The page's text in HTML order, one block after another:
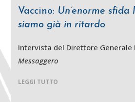
Vaccino: Un’enorme sfida
siamo già in ritardo
Intervista del Direttore Generale
Messaggero
LEGGI TUTTO